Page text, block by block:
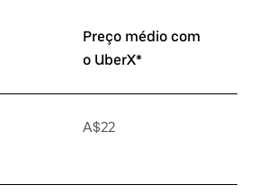
Preço médio com
o UberX*
A$22